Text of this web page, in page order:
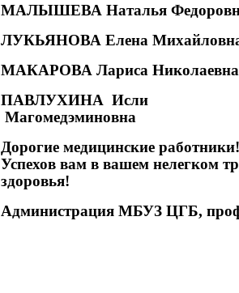
МАЛЫШЕВА Наталья
ЛУКЬЯНОВА Елена
МАКАРОВА Лариса Николаевна
ПАВЛУХИНА Исли
Магомедэминовна
Дорогие медицинские работники!
Успехов вам в вашем нелегком
здоровья!
Администрация МБУЗ ЦГБ,